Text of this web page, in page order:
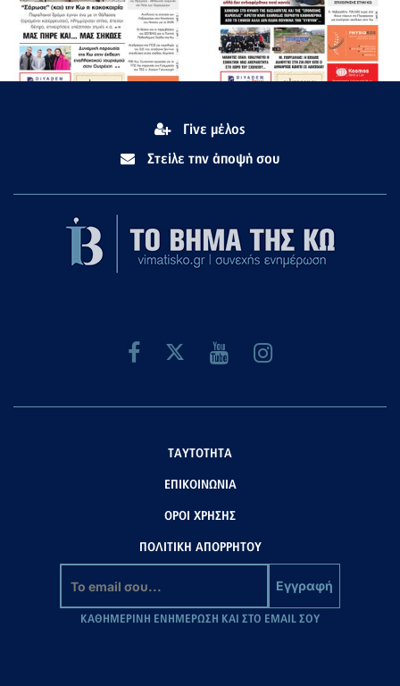
Γίνε μέλος
Στείλε την άποψή σου
ΤΑΥΤΟΤΗΤΑ
ΕΠΙΚΟΙΝΩΝΙΑ
ΟΡΟΙ ΧΡΗΣΗΣ
ΠΟΛΙΤΙΚΗ ΑΠΟΡΡΗΤΟΥ
Εγγραφή
ΚΑΘΗΜΕΡΙΝΗ ΕΝΗΜΕΡΩΣΗ ΚΑΙ ΣΤΟ EMAIL ΣΟΥ